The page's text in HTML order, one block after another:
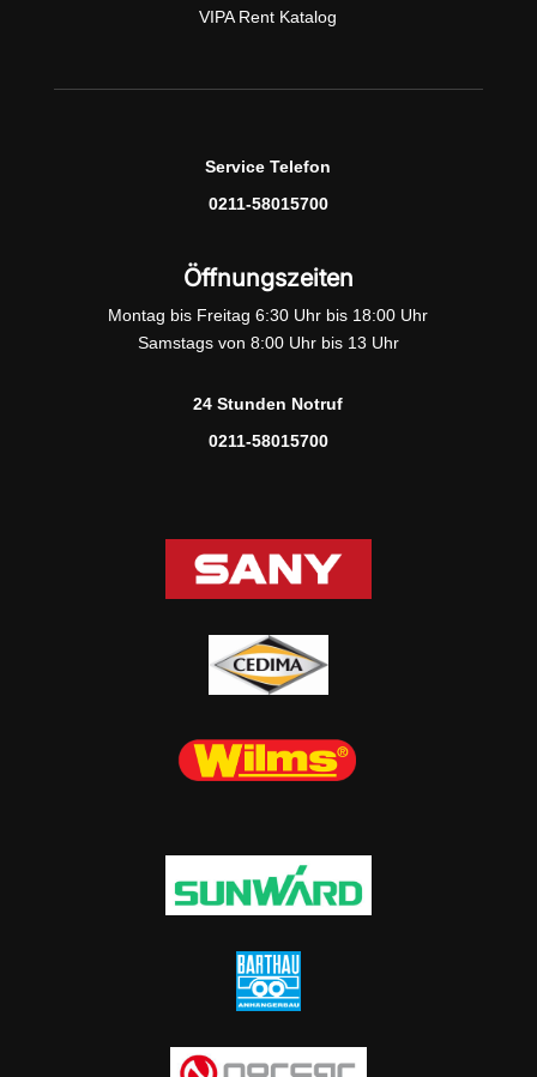
VIPA Rent Katalog
Service Telefon
0211-58015700
Öffnungszeiten
Montag bis Freitag 6:30 Uhr bis 18:00 Uhr
Samstags von 8:00 Uhr bis 13 Uhr
24 Stunden Notruf
0211-58015700